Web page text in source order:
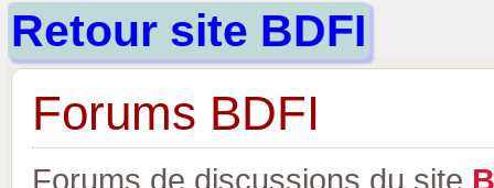
Retour site BDFI
Forums BDFI
Forums de discussions du site B